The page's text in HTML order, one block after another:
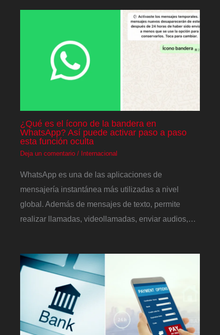
¿Qué es el ícono de la bandera en
WhatsApp? Así puede activar paso a paso
esta función oculta
Deja un comentario / Internacional
WhatsApp es una de las aplicaciones de
mensajería instantánea más utilizadas a nivel
global. Además de mensajes de texto, permite
realizar llamadas, videollamadas, enviar audios,…